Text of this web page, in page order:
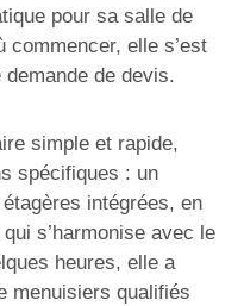
pour sa salle de
commencer, elle s’est
de devis.
simple et rapide,
spécifiques : un
intégrées, en
s’harmonise avec le
heures, elle a
menuisiers qualifiés